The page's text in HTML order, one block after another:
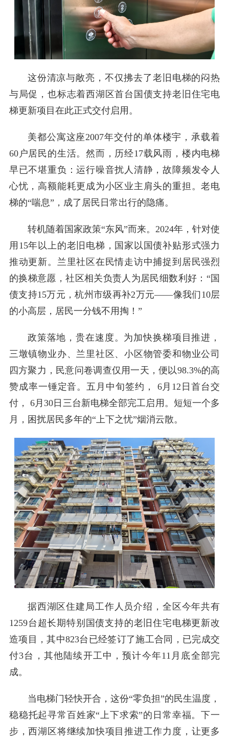
这份清凉与敞亮，不仅拂去了老旧电梯的闷热
与局促，也标志着西湖区首台国债支持老旧住宅电
梯更新项目在此正式交付启用。
美都公寓这座2007年交付的单体楼宇，承载着
60户居民的生活。然而，历经17载风雨，楼内电梯
早已不堪重负：运行噪音扰人清静，故障频发令人
心忧，高额能耗更成为小区业主肩头的重担。老电
梯的“喘息”，成了居民日常出行的隐痛。
转机随着国家政策“东风”而来。2024年，针对使
用15年以上的老旧电梯，国家以国债补贴形式强力
推动更新。兰里社区在民情走访中捕捉到居民强烈
的换梯意愿，社区相关负责人为居民细数利好：“国
债支持15万元，杭州市级再补2万元——像我们10层
的小高层，居民一分钱不用掏！”
政策落地，贵在速度。为加快换梯项目推进，
三墩镇物业办、兰里社区、小区物管委和物业公司
四方聚力，民意问卷调查仅用一天，便以98.3%的高
赞成率一锤定音。五月中旬签约， 6月12日首台交
付， 6月30日三台新电梯全部完工启用。短短一个多
月，困扰居民多年的“上下之忧”烟消云散。
据西湖区住建局工作人员介绍，全区今年共有
1259台超长期特别国债支持的老旧住宅电梯更新改
造项目，其中823台已经签订了施工合同，已完成交
付3台，其他陆续开工中，预计今年11月底全部完
成。
当电梯门轻快开合，这份“零负担”的民生温度，
稳稳托起寻常百姓家“上下求索”的日常幸福。下一
步，西湖区将继续加快项目推进工作力度，让更多